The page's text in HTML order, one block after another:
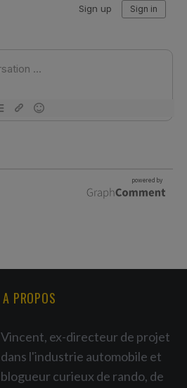
A PROPOS
Vincent, ex-directeur de projet
dans l'industrie automobile et
blogueur curieux de rando, de